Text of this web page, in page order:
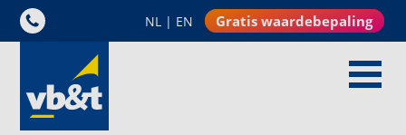
NL | EN Gratis waardebepaling